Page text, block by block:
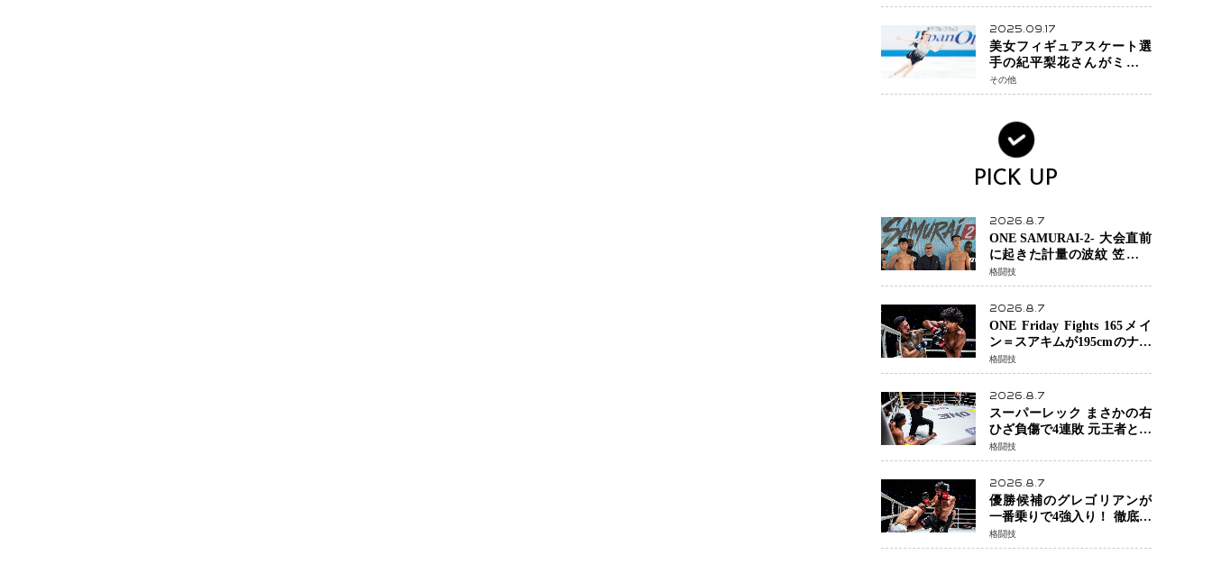
ンか混迷続く
2025.09.17
美女フィギュアスケート選
手の紀平梨花さんがミラノ
五輪出場断念 中部選手権欠
場を発表「安全最優先の判
その他
PICK UP
2026.8.7
ONE SAMURAI-2- 大会直前
に起きた計量の波紋 笠原弘
希ら注目ファイターは契約
体重で決戦へ、山本歩夢と
平山諒選手戦は中止に
格闘技
2026.8.7
ONE Friday Fights 165メイ
ン＝スアキムが195cmのナビ
ル・アナンからダウン奪
取！猛反撃を耐え抜き判定
勝利、8連勝を達成
格闘技
2026.8.7
スーパーレック まさかの右
ひざ負傷で4連敗 元王者とし
て異例の苦境…「アクシデ
ント」でも消えない危険信
号
格闘技
2026.8.7
優勝候補のグレゴリアンが
一番乗りで4強入り！ 徹底し
たローキックでウスビャン
を攻略、判定勝利
格闘技